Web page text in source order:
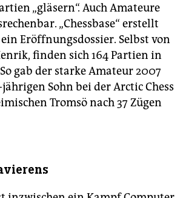
„gläsern“. Auch Amateure
„Chessbase“ erstellt
Eröffnungsdossier. Selbst von
finden sich 164 Partien in
gab der starke Amateur 2007
jährigen Sohn bei der Arctic Chess
Tromsö nach 37 Zügen